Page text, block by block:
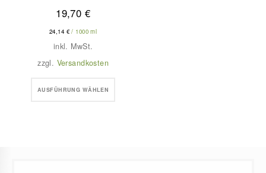
19,70 €
24,14 €/ 1000 ml
inkl. MwSt.
zzgl. Versandkosten
AUSFÜHRUNG WÄHLEN